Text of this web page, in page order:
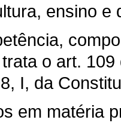
ensino e
o art.
I, da
em matéria